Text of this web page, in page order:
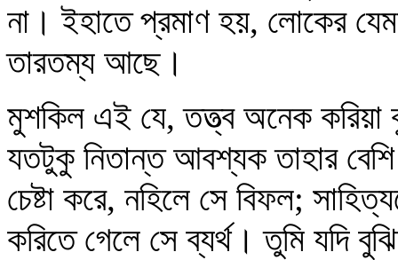
না। ইহাতে প্রমাণ হয়, লোকের
তারতম্য আছে।
মুশকিল এই যে, তত্ত্ব অনেক করিয়া
যতটুকু নিতান্ত আবশ্যক তাহার
চেষ্টা করে, নহিলে সে বিফল;
করিতে গেলে সে ব্যর্থ। তুমি যদি